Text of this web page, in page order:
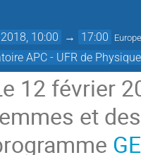
10:00 → 17:00
APC - UFR de
12 février
et